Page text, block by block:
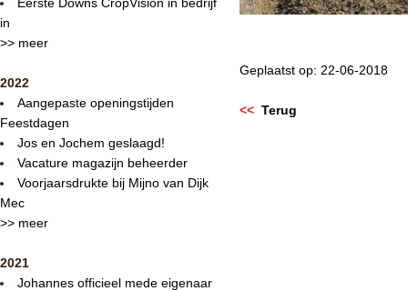
in
>> meer
2022
Aangepaste openingstijden
Feestdagen
Jos en Jochem geslaagd!
Vacature magazijn beheerder
Voorjaarsdrukte bij Mijno van Dijk
Mec
>> meer
2021
Johannes officieel mede eigenaar
Geplaatst op: 22-06-2018
<< Terug